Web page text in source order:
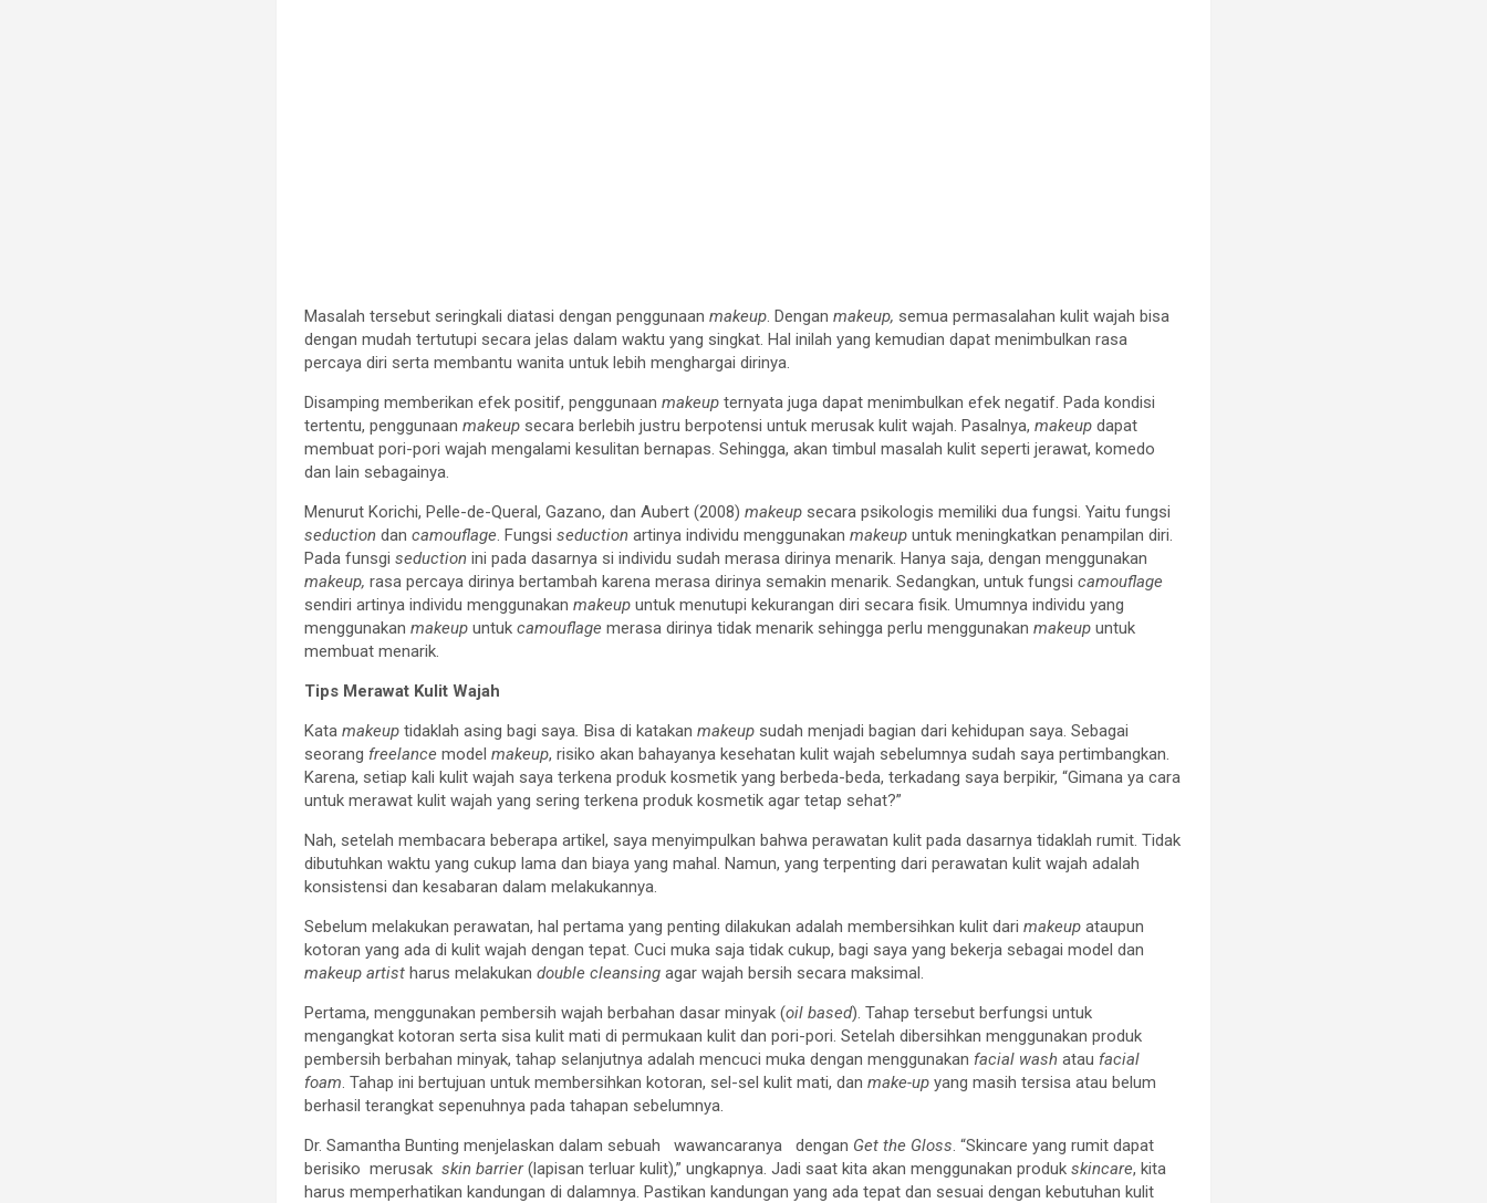
Masalah tersebut seringkali diatasi dengan penggunaanmakeup. Denganmakeup, semua permasalahan kulit wajah bisa
dengan mudah tertutupi secara jelas dalam waktu yang singkat. Hal inilah yang kemudian dapat menimbulkan rasa
percaya diri serta membantu wanita untuk lebih menghargai dirinya.
Disamping memberikan efek positif, penggunaanmakeup ternyata juga dapat menimbulkan efek negatif. Pada kondisi
tertentu, penggunaanmakeup secara berlebih justru berpotensi untuk merusak kulit wajah. Pasalnya,makeup dapat
membuat pori-pori wajah mengalami kesulitan bernapas. Sehingga, akan timbul masalah kulit seperti jerawat, komedo
dan lain sebagainya.
Menurut Korichi, Pelle-de-Queral, Gazano, dan Aubert (2008)makeup secara psikologis memiliki dua fungsi. Yaitu fungsi
seduction dancamouflage. Fungsiseduction artinya individu menggunakanmakeup untuk meningkatkan penampilan diri.
Pada funsgiseductionini pada dasarnya si individu sudah merasa dirinya menarik. Hanya saja, dengan menggunakan
makeup,rasa percaya dirinya bertambah karena merasa dirinya semakin menarik. Sedangkan, untuk fungsicamouflage
sendiri artinya individu menggunakanmakeup untuk menutupi kekurangan diri secara fisik. Umumnya individu yang
menggunakanmakeup untukcamouflage merasa dirinya tidak menarik sehingga perlu menggunakanmakeup untuk
membuat menarik.
Tips Merawat Kulit Wajah
Katamakeuptidaklah asing bagi saya.Bisa di katakanmakeup sudah menjadi bagian dari kehidupan saya. Sebagai
seorang freelance modelmakeup, risiko akan bahayanya kesehatan kulit wajah sebelumnya sudah saya pertimbangkan.
Karena, setiap kali kulit wajah saya terkena produk kosmetik yang berbeda-beda, terkadang saya berpikir, “Gimana ya cara
untuk merawat kulit wajah yang sering terkena produk kosmetik agar tetap sehat?”
Nah, setelah membacara beberapa artikel, saya menyimpulkan bahwa perawatan kulit pada dasarnya tidaklah rumit. Tidak
dibutuhkan waktu yang cukup lama dan biaya yang mahal. Namun, yang terpenting dari perawatan kulit wajah adalah
konsistensi dan kesabaran dalam melakukannya.
Sebelum melakukan perawatan, hal pertama yang penting dilakukan adalah membersihkan kulit darimakeup ataupun
kotoran yang ada di kulit wajah dengan tepat. Cuci muka saja tidak cukup, bagi saya yang bekerja sebagai model dan
makeup artistharus melakukandouble cleansing agar wajah bersih secara maksimal.
Pertama, menggunakan pembersih wajah berbahan dasar minyak (oil based). Tahap tersebut berfungsi untuk
mengangkat kotoran serta sisa kulit mati di permukaan kulit dan pori-pori. Setelah dibersihkan menggunakan produk
pembersih berbahan minyak, tahap selanjutnya adalah mencuci muka dengan menggunakan facial wash atau facial
foam. Tahap ini bertujuan untuk membersihkan kotoran, sel-sel kulit mati, danmake-up yang masih tersisa atau belum
berhasil terangkat sepenuhnya pada tahapan sebelumnya.
Dr. Samantha Bunting menjelaskan dalam sebuah wawancaranya dengan Get the Gloss. “Skincare yang rumit dapat
berisiko merusakskin barrier(lapisan terluar kulit),” ungkapnya. Jadi saat kita akan menggunakan produkskincare, kita
harus memperhatikan kandungan di dalamnya. Pastikan kandungan yang ada tepat dan sesuai dengan kebutuhan kulit